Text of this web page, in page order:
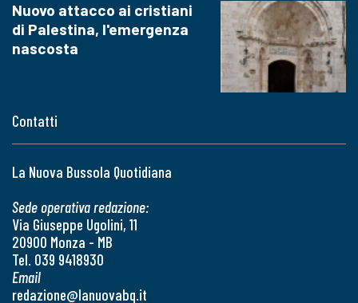
Contatti
La Nuova Bussola Quotidiana
Sede operativa redazione:
Via Giuseppe Ugolini, 11
20900 Monza - MB
Tel. 039 9418930
Email
redazione@lanuovabq.it
Nuovo attacco ai cristiani
di Palestina, l'emergenza
nascosta